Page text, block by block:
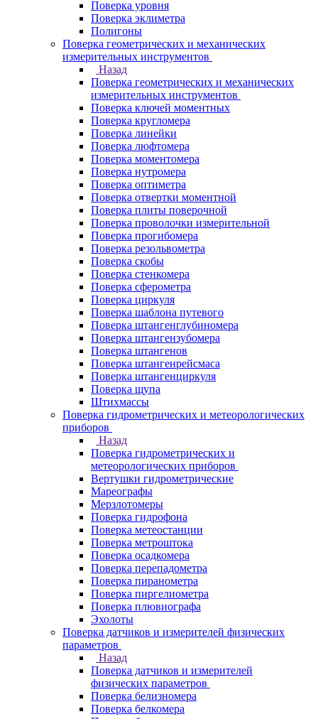
Поверка уровня
Поверка эклиметра
Полигоны
Поверка геометрических и механических
измерительных инструментов
Назад
Поверка геометрических и механических
измерительных инструментов
Поверка ключей моментных
Поверка кругломера
Поверка линейки
Поверка люфтомера
Поверка моментомера
Поверка нутромера
Поверка оптиметра
Поверка отвертки моментной
Поверка плиты поверочной
Поверка проволочки измерительной
Поверка прогибомера
Поверка резольвометра
Поверка скобы
Поверка стенкомера
Поверка сферометра
Поверка циркуля
Поверка шаблона путевого
Поверка штангенглубиномера
Поверка штангензубомера
Поверка штангенов
Поверка штангенрейсмаса
Поверка штангенциркуля
Поверка щупа
Штихмассы
Поверка гидрометрических и метеорологических
приборов
Назад
Поверка гидрометрических и
метеорологических приборов
Вертушки гидрометрические
Мареографы
Мерзлотомеры
Поверка гидрофона
Поверка метеостанции
Поверка метроштока
Поверка осадкомера
Поверка перепадометра
Поверка пиранометра
Поверка пиргелиометра
Поверка плювиографа
Эхолоты
Поверка датчиков и измерителей физических
параметров
Назад
Поверка датчиков и измерителей
физических параметров
Поверка белизномера
Поверка белкомера